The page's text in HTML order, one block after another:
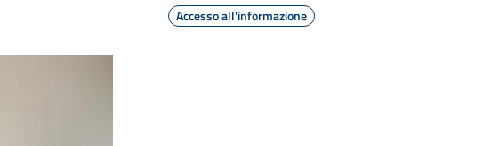
Accesso all'informazione